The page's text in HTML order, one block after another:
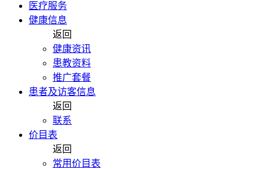
医疗服务
健康信息
返回
健康资讯
患教资料
推广套餐
患者及访客信息
返回
联系
价目表
返回
常用价目表